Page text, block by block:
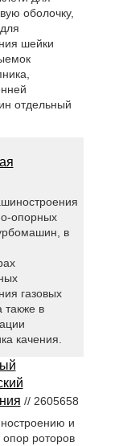
оболочку,
шейки
отдельный
опорных
в
газовых
также в
качения.
// 2605658
и
опор роторов